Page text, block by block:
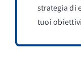
strategia di
tuoi